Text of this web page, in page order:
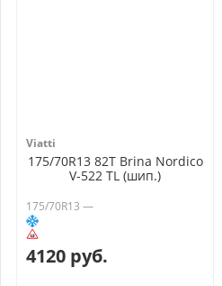
Viatti
175/70R13 82T Brina Nordico
V-522 TL (шип.)
175/70R13 —
4120 руб.